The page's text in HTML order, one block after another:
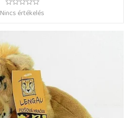
Nincs értékelés